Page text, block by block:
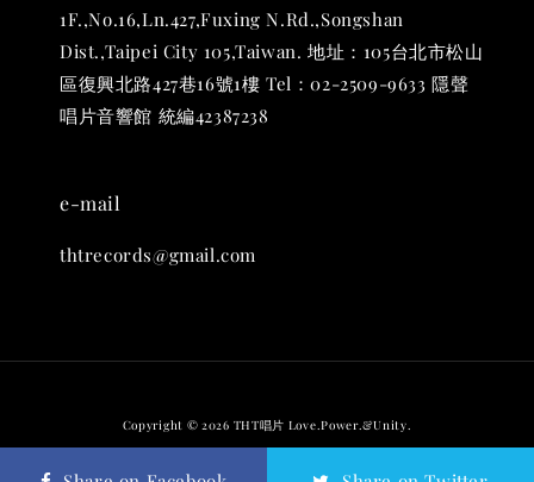
1F.,No.16,Ln.427,Fuxing N.Rd.,Songshan
Dist.,Taipei City 105,Taiwan. 地址：105台北市松山
區復興北路427巷16號1樓 Tel：02-2509-9633 隱聲
唱片音響館 統編42387238
e-mail
thtrecords@gmail.com
Copyright © 2026 THT唱片 Love.Power.&Unity.